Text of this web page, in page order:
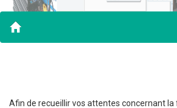
Afin de recueillir vos attentes concernant